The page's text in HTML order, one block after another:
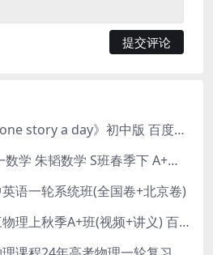
一天一个小故事《one story a day》初中版 百度网盘分享下载
初中数学 2024初一数学 朱韬数学 S班春季下 A+班春季下 百度云网盘
语一轮系统班(全国卷+北京卷)
杨萌物理2023初三物理上秋季A+班(视频+讲义) 百度网盘分享